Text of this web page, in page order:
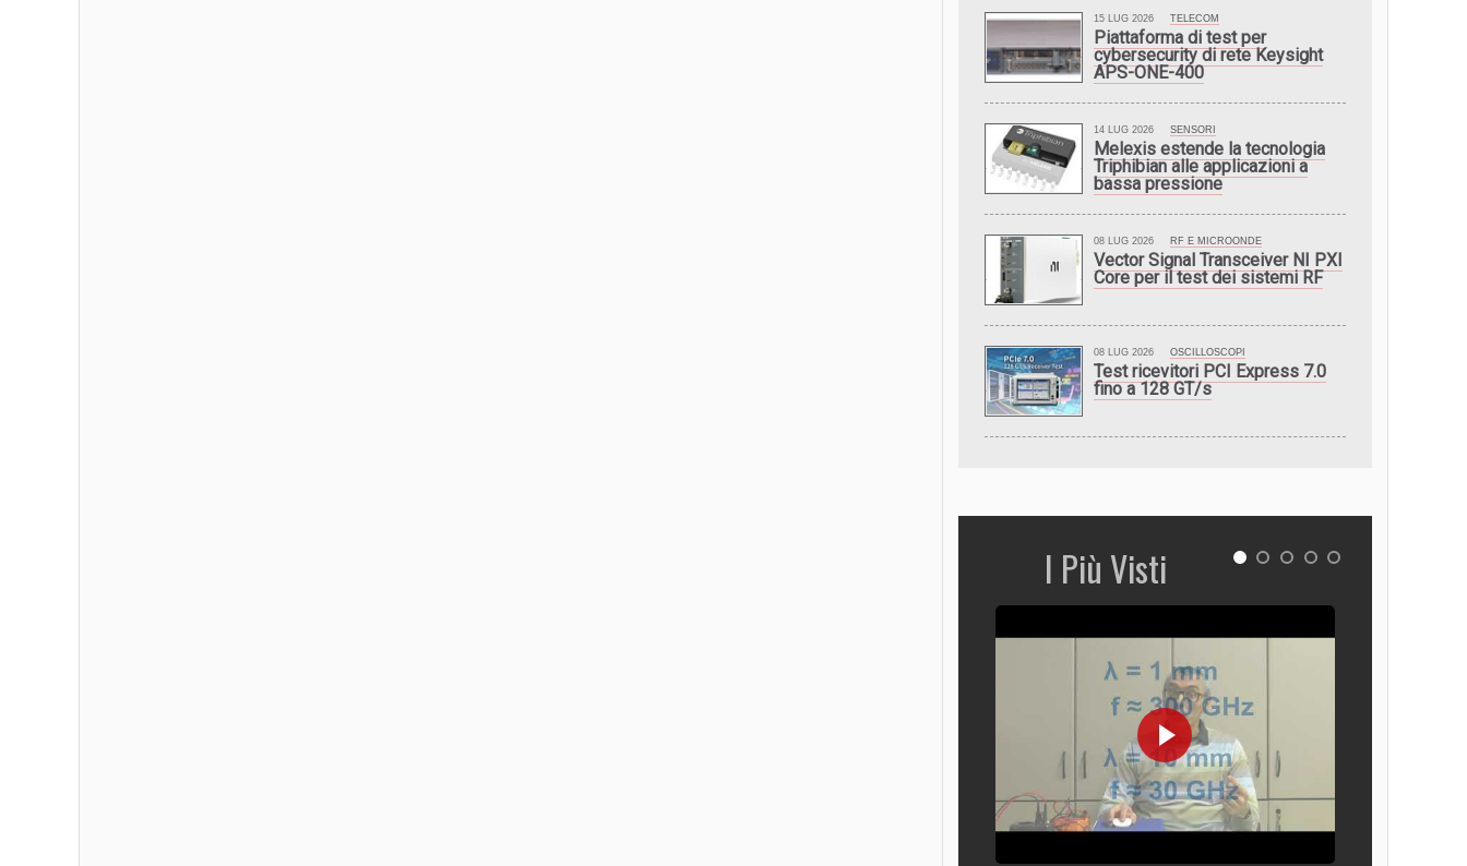
15 LUG 2026 TELECOM
Piattaforma di test per
cybersecurity di rete Keysight
APS-ONE-400
14 LUG 2026 SENSORI
Melexis estende la tecnologia
Triphibian alle applicazioni a
bassa pressione
08 LUG 2026 RF E MICROONDE
Vector Signal Transceiver NI PXI
Core per il test dei sistemi RF
08 LUG 2026 OSCILLOSCOPI
Test ricevitori PCI Express 7.0
fino a 128 GT/s
I Più Visti